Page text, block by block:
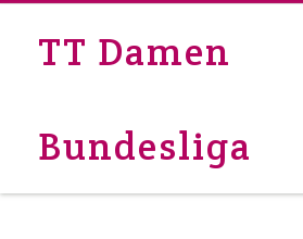
TT Damen
Bundesliga